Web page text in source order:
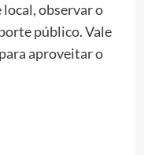
observar o
público. Vale
aproveitar o